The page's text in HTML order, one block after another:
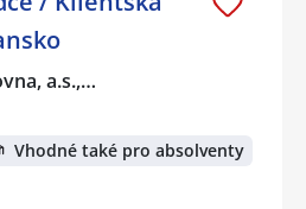
a.s.,…
Vhodné také pro absolventy